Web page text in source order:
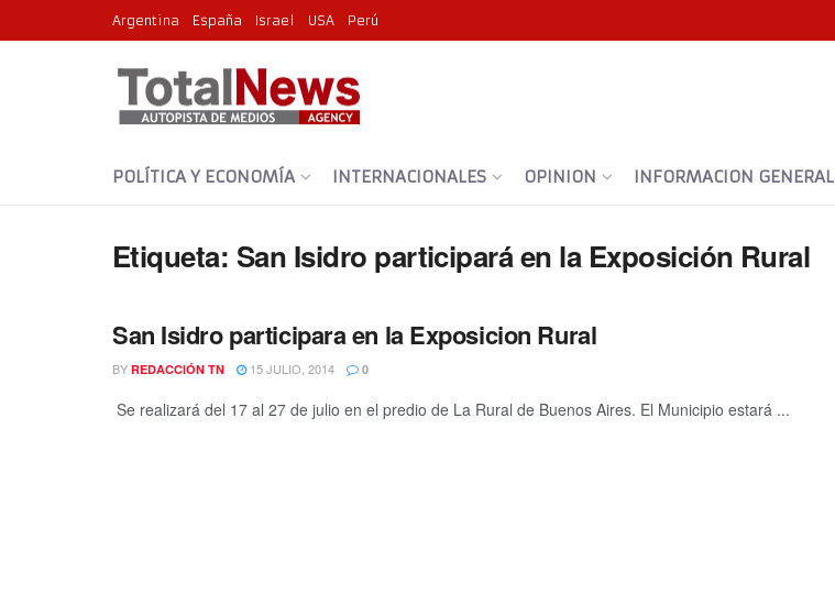
Argentina España Israel USA Perú
POLÍTICA Y ECONOMÍA INTERNACIONALES OPINION INFORMACION GENERAL
Etiqueta: San Isidro participará en la Exposición Rural
San Isidro participara en la Exposicion Rural
BY REDACCIÓN TN 15 JULIO, 2014 0
Se realizará del 17 al 27 de julio en el predio de La Rural de Buenos Aires. El Municipio estará ...